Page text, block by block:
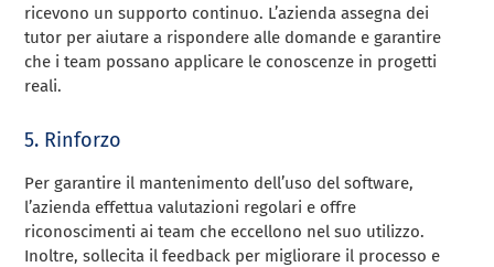
ricevono un supporto continuo. L’azienda assegna dei
tutor per aiutare a rispondere alle domande e garantire
che i team possano applicare le conoscenze in progetti
reali.
5. Rinforzo
Per garantire il mantenimento dell’uso del software,
l’azienda effettua valutazioni regolari e offre
riconoscimenti ai team che eccellono nel suo utilizzo.
Inoltre, sollecita il feedback per migliorare il processo e